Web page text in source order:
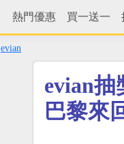
熱門優惠 買一送一
evian
evian抽
巴黎來